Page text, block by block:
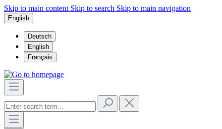
Skip to main content Skip to search Skip to main navigation
English
Deutsch
English
Français